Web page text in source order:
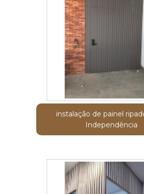
instalação de painel
Independência